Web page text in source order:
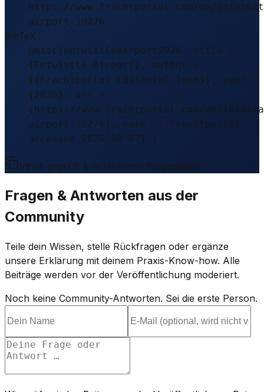
https://www.frachtportal.com/de/
airport-19276
BibTeX
@misc{entwistleairport2026, title =
{Entwistle Airport}, author =
{{Frachtportal Editorial Team}}, year =
{2026}, url =
{https://www.frachtportal.com/de/
airport-19276}, note = {Frachtportal,
accessed 2026-08-07} }
Inhalt geprüft & redaktionell freigegeben.
Fragen & Antworten aus der
Community
Teile dein Wissen, stelle Rückfragen oder ergänze
unsere Erklärung mit deinem Praxis-Know-how. Alle
Beiträge werden vor der Veröffentlichung moderiert.
Noch keine Community-Antworten. Sei die erste Person.